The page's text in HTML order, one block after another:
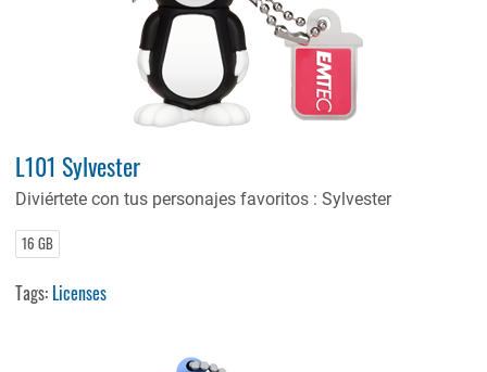
L101 Sylvester
Diviértete con tus personajes favoritos : Sylvester
16 GB
Tags: Licenses